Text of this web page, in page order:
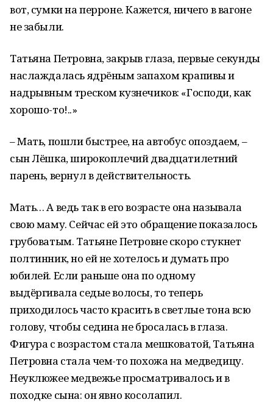
вот, сумки на перроне. Кажется, ничего в вагоне
не забыли.
Татьяна Петровна, закрыв глаза, первые секунды
наслаждалась ядрёным запахом крапивы и
надрывным треском кузнечиков: «Господи, как
хорошо-то!..»
– Мать, пошли быстрее, на автобус опоздаем, –
сын Лёшка, широкоплечий двадцатилетний
парень, вернул в действительность.
Мать… А ведь так в его возрасте она называла
свою маму. Сейчас ей это обращение показалось
грубоватым. Татьяне Петровне скоро стукнет
полтинник, но ей не хотелось и думать про
юбилей. Если раньше она по одному
выдёргивала седые волосы, то теперь
приходилось часто красить в светлые тона всю
голову, чтобы седина не бросалась в глаза.
Фигура с возрастом стала мешковатой, Татьяна
Петровна стала чем-то похожа на медведицу.
Неуклюжее медвежье просматривалось и в
походке сына: он явно косолапил.